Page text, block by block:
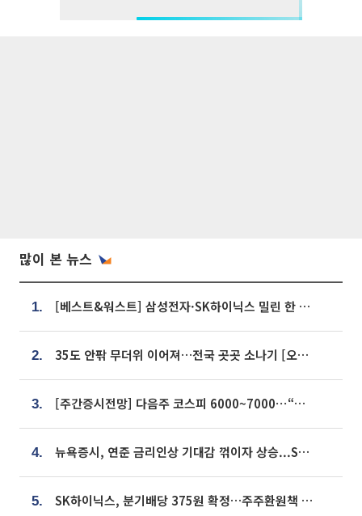
많이 본 뉴스
1. [베스트&워스트] 삼성전자·SK하이닉스 밀린 한 주…상상인증권은 85% 급등
2. 35도 안팎 무더위 이어져…전국 곳곳 소나기 [오늘 날씨]
3. [주간증시전망] 다음주 코스피 6000~7000⋯“外人 수급은 정책이 변수”
4. 뉴욕증시, 연준 금리인상 기대감 꺾이자 상승...S&P500 사상 최고치 [종합]
5. SK하이닉스, 분기배당 375원 확정…주주환원책 9월로 앞당겨 발표